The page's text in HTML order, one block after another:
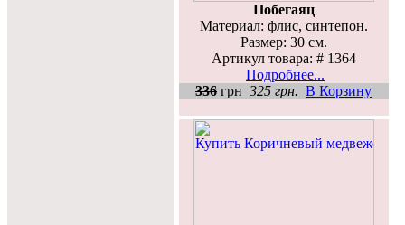
Побегаяц
Материал: флис, синтепон.
Размер: 30 см.
Артикул товара: # 1364
Подробнее...
336 грн 325 грн. В Корзину